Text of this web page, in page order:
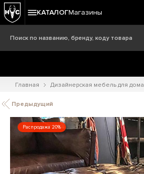
КАТАЛОГМагазины
Главная Дизайнерская мебель для дома
Предыдущий
Распродажа 20%